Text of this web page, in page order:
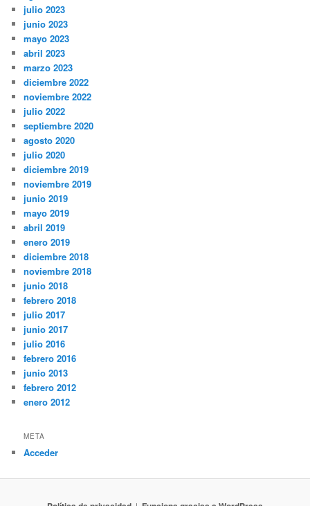
julio 2023
junio 2023
mayo 2023
abril 2023
marzo 2023
diciembre 2022
noviembre 2022
julio 2022
septiembre 2020
agosto 2020
julio 2020
diciembre 2019
noviembre 2019
junio 2019
mayo 2019
abril 2019
enero 2019
diciembre 2018
noviembre 2018
junio 2018
febrero 2018
julio 2017
junio 2017
julio 2016
febrero 2016
junio 2013
febrero 2012
enero 2012
META
Acceder